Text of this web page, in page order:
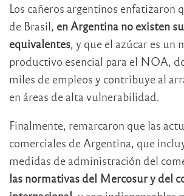
Los cañeros argentinos enfatizaron
de Brasil, en Argentina no existen
equivalentes, y que el azúcar es un
productivo esencial para el NOA,
miles de empleos y contribuye al
en áreas de alta vulnerabilidad.
Finalmente, remarcaron que las
comerciales de Argentina, que
medidas de administración del
las normativas del Mercosur y del